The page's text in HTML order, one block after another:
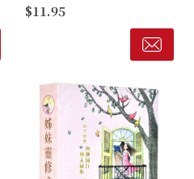
引： 領你每天認識神一個獨
特的名號 助你反省神與你獨
特的關係。領你每天與神對
$11.95